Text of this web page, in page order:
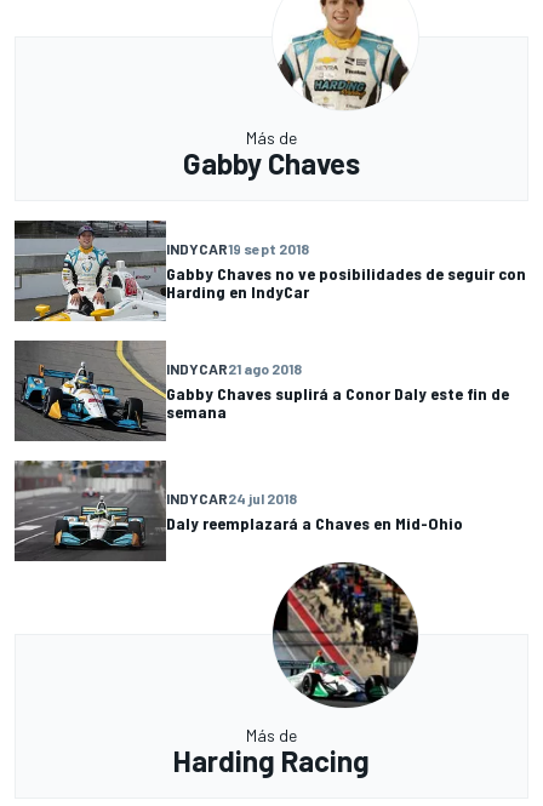
Más de
Gabby Chaves
INDYCAR19 sept 2018
Gabby Chaves no ve posibilidades de seguir con
Harding en IndyCar
INDYCAR21 ago 2018
Gabby Chaves suplirá a Conor Daly este fin de
semana
INDYCAR24 jul 2018
Daly reemplazará a Chaves en Mid-Ohio
Más de
Harding Racing